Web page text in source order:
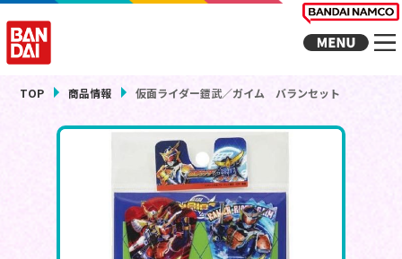
TOP 商品情報 仮面ライダー鎧武／ガイム バランセット